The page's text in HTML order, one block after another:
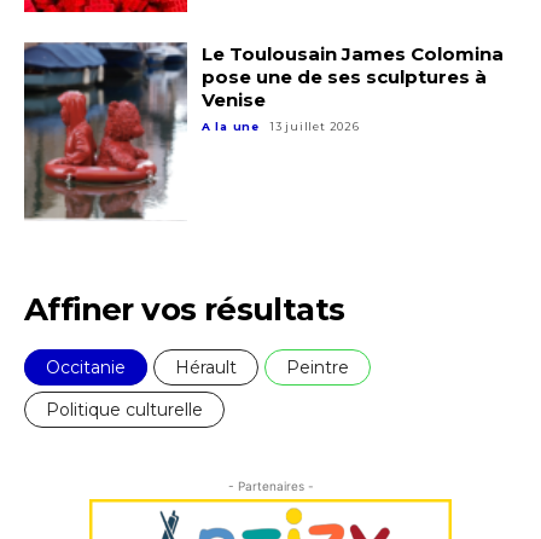
Statut / Organisation
J'accepte les
Adresse email*
Nom
Prénom
Statut / Organisation
J'accepte lestermes et conditions
Le Toulousain James Colomina
pose une de ses sculptures à
Venise
A la une 13 juillet 2026
Affiner vos résultats
Occitanie Hérault
Peintre
Politique culturelle
- Partenaires -